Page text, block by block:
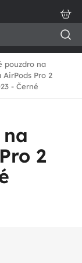
pouzdro na
AirPods Pro 2
- Černé
2